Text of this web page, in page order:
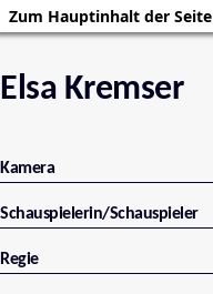
Zum Hauptinhalt der Seite
Elsa Kremser
Kamera
Schauspielerin/Schauspieler
Regie